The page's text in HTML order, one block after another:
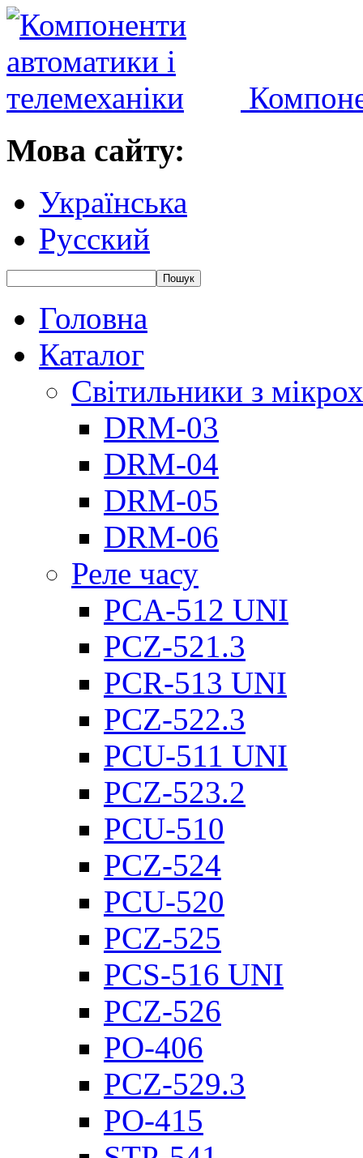
Мова сайту:
Українська
Русский
Головна
Каталог
Світильники з
DRM-03
DRM-04
DRM-05
DRM-06
Реле часу
PCA-512 UNI
PCZ-521.3
PCR-513 UNI
PCZ-522.3
PCU-511 UNI
PCZ-523.2
PCU-510
PCZ-524
PCU-520
PCZ-525
PCS-516 UNI
PCZ-526
PO-406
PCZ-529.3
PO-415